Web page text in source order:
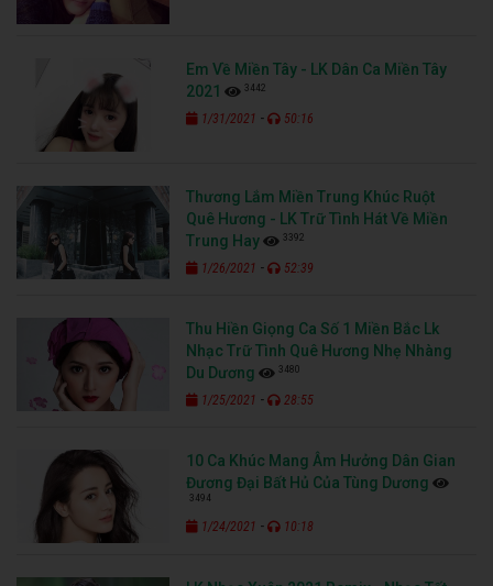
Em Về Miền Tây - LK Dân Ca Miền Tây
2021
3442
1/31/2021 - 50:16
Thương Lắm Miền Trung Khúc Ruột
Quê Hương - LK Trữ Tình Hát Về Miền
Trung Hay
3392
1/26/2021 - 52:39
Thu Hiền Giọng Ca Số 1 Miền Bắc Lk
Nhạc Trữ Tình Quê Hương Nhẹ Nhàng
Du Dương
3480
1/25/2021 - 28:55
10 Ca Khúc Mang Âm Hưởng Dân Gian
Đương Đại Bất Hủ Của Tùng Dương
3494
1/24/2021 - 10:18